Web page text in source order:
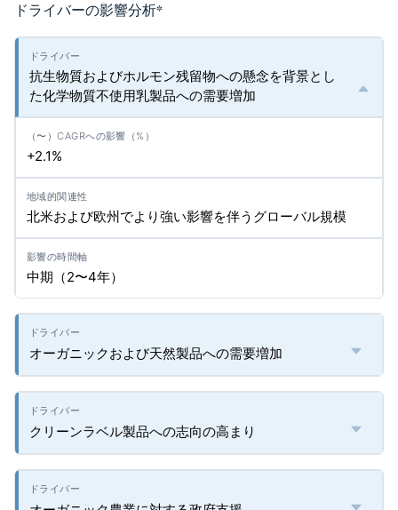
ドライバーの影響分析*
抗生物質およびホルモン残留物への懸念を背景とし
た化学物質不使用乳製品への需要増加
+2.1%
北米および欧州でより強い影響を伴うグローバル規模
中期（2〜4年）
オーガニックおよび天然製品への需要増加
クリーンラベル製品への志向の高まり